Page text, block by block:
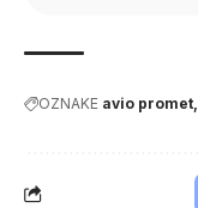
OZNAKE avio promet